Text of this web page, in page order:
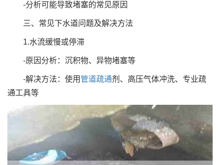
-分析可能导致堵塞的常见原因
三、常见下水道问题及解决方法
1.水流缓慢或停滞
-原因分析：沉积物、异物堵塞等
-解决方法：使用 管道疏通剂、高压气体冲洗、专业疏
通工具等